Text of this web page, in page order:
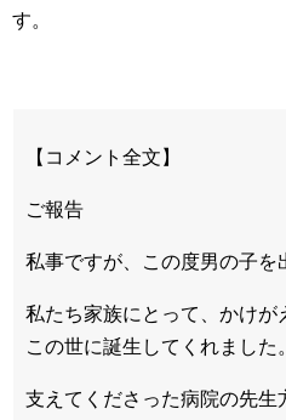
す。
【コメント全文】
ご報告
私事ですが、この度男の子を
私たち家族にとって、かけ
この世に誕生してくれました。
支えてくださった病院の先生